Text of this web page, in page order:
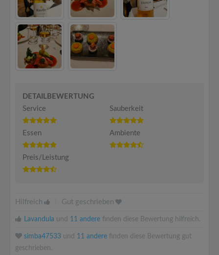
DETAILBEWERTUNG
Service
Sauberkeit
Essen Ambiente
Preis/Leistung
Hilfreich Gut geschrieben
Lavandula und 11 andere finden diese Bewertung hilfreich.
simba47533 und 11 andere finden diese Bewertung gut
geschrieben.